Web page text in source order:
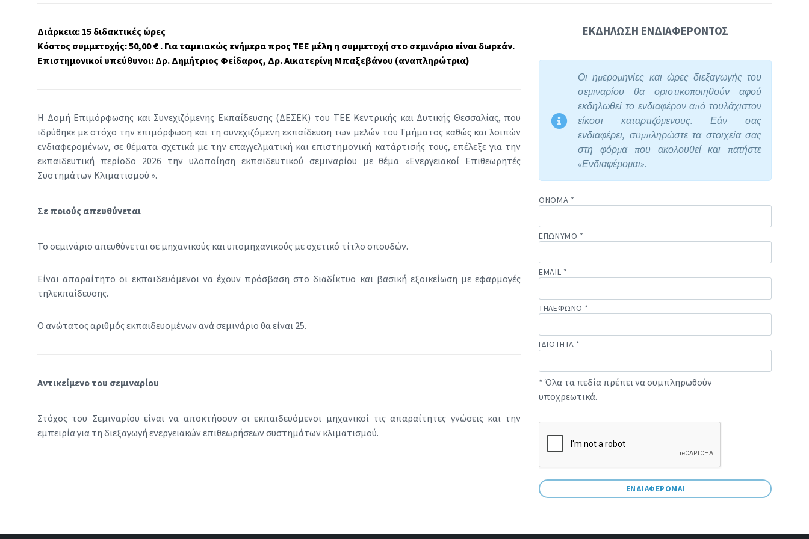
Σ
Διάρκεια: 15 διδακτικές ώρες
Κόστος συμμετοχής: 50,00 € . Για ταμειακώς ενήμερα προς ΤΕΕ μέλη η συμμετοχή στο σεμινάριο είναι δωρεάν.
Επιστημονικοί υπεύθυνοι: Δρ. Δημήτριος Φείδαρος, Δρ. Αικατερίνη Μπαξεβάνου (αναπληρώτρια)
H Δομή Επιμόρφωσης και Συνεχιζόμενης Εκπαίδευσης (ΔΕΣΕΚ) του ΤΕΕ Κεντρικής και Δυτικής Θεσσαλίας, που
ιδρύθηκε με στόχο την επιμόρφωση και τη συνεχιζόμενη εκπαίδευση των μελών του Τμήματος καθώς και λοιπών
ενδιαφερομένων, σε θέματα σχετικά με την επαγγελματική και επιστημονική κατάρτισής τους, επέλεξε για την
εκπαιδευτική περίοδο 2026 την υλοποίηση εκπαιδευτικού σεμιναρίου με θέμα «Ενεργειακοί Επιθεωρητές
Συστημάτων Κλιματισμού ».
Σε ποιούς απευθύνεται
Το σεμινάριο απευθύνεται σε μηχανικούς και υπομηχανικούς με σχετικό τίτλο σπουδών.
Είναι απαραίτητο οι εκπαιδευόμενοι να έχουν πρόσβαση στο διαδίκτυο και βασική εξοικείωση με εφαρμογές
τηλεκπαίδευσης.
Ο ανώτατος αριθμός εκπαιδευομένων ανά σεμινάριο θα είναι 25.
Αντικείμενο του σεμιναρίου
Στόχος του Σεμιναρίου είναι να αποκτήσουν οι εκπαιδευόμενοι μηχανικοί τις απαραίτητες γνώσεις και την
εμπειρία για τη διεξαγωγή ενεργειακών επιθεωρήσεων συστημάτων κλιματισμού.
ΕΚΔΗΛΩΣΗ ΕΝΔΙΑΦΕΡΟΝΤΟΣ
Οι ημερομηνίες και ώρες διεξαγωγής του
σεμιναρίου θα οριστικοποιηθούν αφού
εκδηλωθεί το ενδιαφέρον από τουλάχιστον
είκοσι καταρτιζόμενους. Εάν σας
ενδιαφέρει, συμπληρώστε τα στοιχεία σας
στη φόρμα που ακολουθεί και πατήστε
«Ενδιαφέρομαι».
ΟΝΟΜΑ *
ΕΠΩΝΥΜΟ *
EMAIL *
ΤΗΛΕΦΩΝΟ *
ΙΔΙΟΤΗΤΑ *
* Όλα τα πεδία πρέπει να συμπληρωθούν
υποχρεωτικά.